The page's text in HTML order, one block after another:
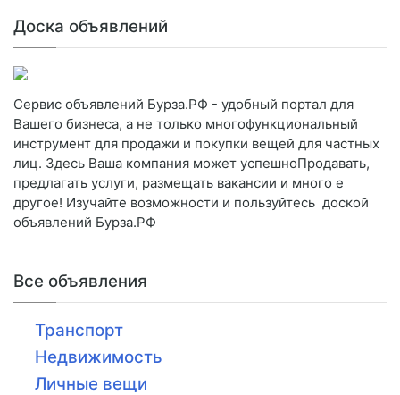
Доска объявлений
Сервис объявлений Бурза.РФ - удобный портал для
Вашего бизнеса, а не только многофункциональный
инструмент для продажи и покупки вещей для частных
лиц. Здесь Ваша компания может успешноПродавать,
предлагать услуги, размещать вакансии и много е
другое! Изучайте возможности и пользуйтесь доской
объявлений Бурза.РФ
Все объявления
Транспорт
Недвижимость
Личные вещи